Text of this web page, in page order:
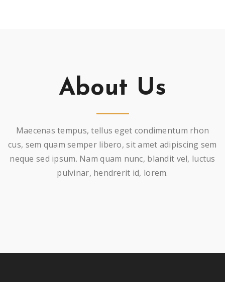
About Us
Maecenas tempus, tellus eget condimentum rhon
cus, sem quam semper libero, sit amet adipiscing sem
neque sed ipsum. Nam quam nunc, blandit vel, luctus
pulvinar, hendrerit id, lorem.